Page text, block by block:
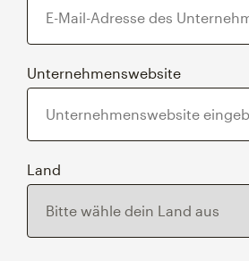
Unternehmenswebsite
Land